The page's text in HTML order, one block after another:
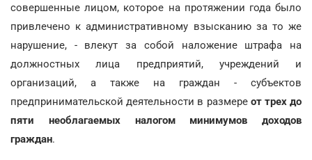
совершенные лицом, которое на протяжении года было
привлечено к административному взысканию за то же
нарушение, - влекут за собой наложение штрафа на
должностных лица предприятий, учреждений и
организаций, а также на граждан - субъектов
предпринимательской деятельности в размереот трех до
пяти необлагаемых налогом минимумов доходов
граждан.